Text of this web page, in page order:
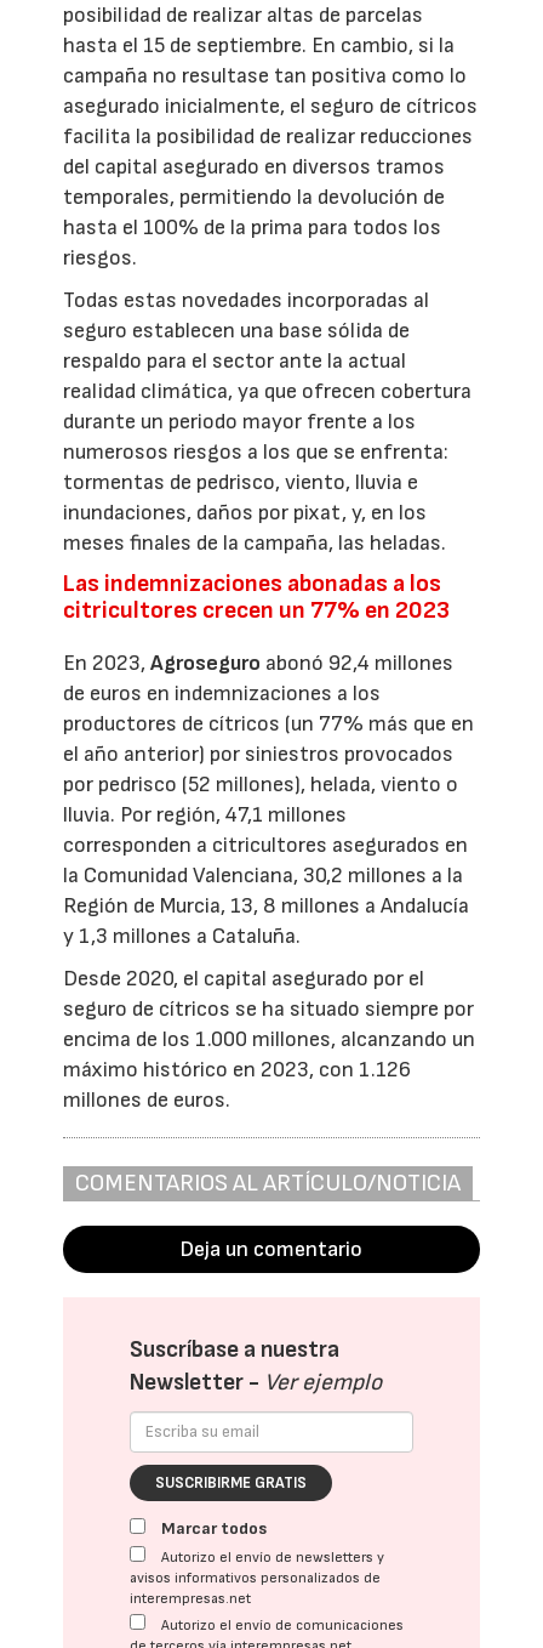
posibilidad de realizar altas de parcelas
hasta el 15 de septiembre. En cambio, si la
campaña no resultase tan positiva como lo
asegurado inicialmente, el seguro de cítricos
facilita la posibilidad de realizar reducciones
del capital asegurado en diversos tramos
temporales, permitiendo la devolución de
hasta el 100% de la prima para todos los
riesgos.
Todas estas novedades incorporadas al
seguro establecen una base sólida de
respaldo para el sector ante la actual
realidad climática, ya que ofrecen cobertura
durante un periodo mayor frente a los
numerosos riesgos a los que se enfrenta:
tormentas de pedrisco, viento, lluvia e
inundaciones, daños por pixat, y, en los
meses finales de la campaña, las heladas.
Las indemnizaciones abonadas a los
citricultores crecen un 77% en 2023
En 2023,Agroseguro abonó 92,4 millones
de euros en indemnizaciones a los
productores de cítricos (un 77% más que en
el año anterior) por siniestros provocados
por pedrisco (52 millones), helada, viento o
lluvia. Por región, 47,1 millones
corresponden a citricultores asegurados en
la Comunidad Valenciana, 30,2 millones a la
Región de Murcia, 13, 8 millones a Andalucía
y 1,3 millones a Cataluña.
Desde 2020, el capital asegurado por el
seguro de cítricos se ha situado siempre por
encima de los 1.000 millones, alcanzando un
máximo histórico en 2023, con 1.126
millones de euros.
COMENTARIOS AL ARTÍCULO/NOTICIA
Deja un comentario
Suscríbase a nuestra
Newsletter - Ver ejemplo
SUSCRIBIRME GRATIS
Marcar todos
Autorizo el envío de newsletters y
avisos informativos personalizados de
interempresas.net
Autorizo el envío de comunicaciones